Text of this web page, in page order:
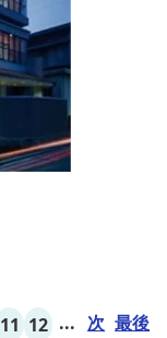
11 12 ... 次 最後